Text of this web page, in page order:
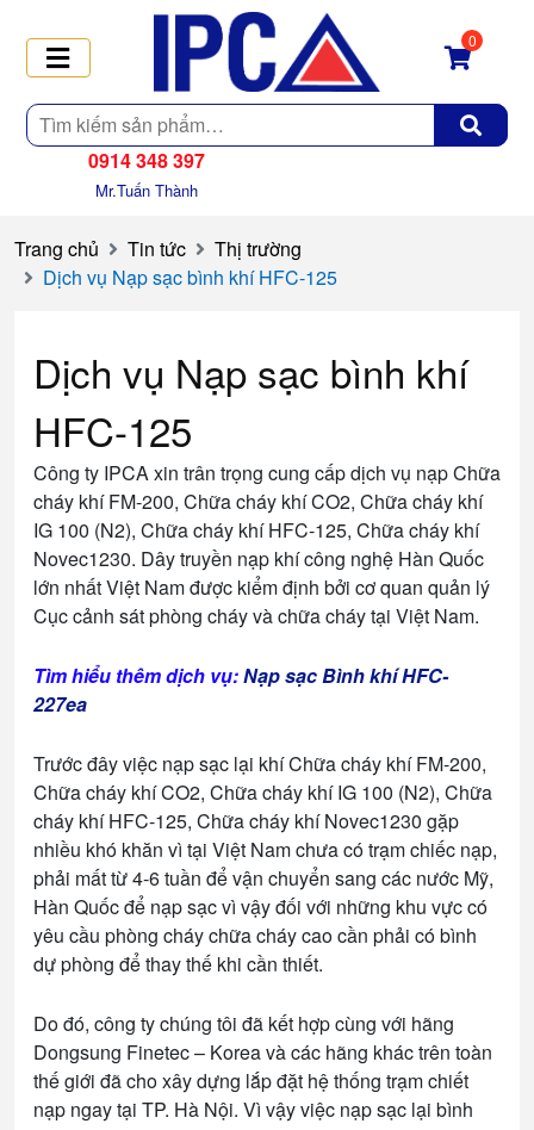
Tìm
kiếm
0
0914 348 397
Mr.Tuấn Thành
Trang chủ Tin tức
Thị trường
Dịch vụ Nạp sạc bình khí HFC-125
Dịch vụ Nạp sạc bình khí
HFC-125
Công ty IPCA xin trân trọng cung cấp dịch vụ nạp Chữa
cháy khí FM-200, Chữa cháy khí CO2, Chữa cháy khí
IG 100 (N2), Chữa cháy khí HFC-125, Chữa cháy khí
Novec1230. Dây truyền nạp khí công nghệ Hàn Quốc
lớn nhất Việt Nam được kiểm định bởi cơ quan quản lý
Cục cảnh sát phòng cháy và chữa cháy tại Việt Nam.
Tìm hiểu thêm dịch vụ:Nạp sạc Bình khí HFC-
227ea
Trước đây việc nạp sạc lại khí Chữa cháy khí FM-200,
Chữa cháy khí CO2, Chữa cháy khí IG 100 (N2), Chữa
cháy khí HFC-125, Chữa cháy khí Novec1230 gặp
nhiều khó khăn vì tại Việt Nam chưa có trạm chiếc nạp,
phải mất từ 4-6 tuần để vận chuyển sang các nước Mỹ,
Hàn Quốc để nạp sạc vì vậy đối với những khu vực có
yêu cầu phòng cháy chữa cháy cao cần phải có bình
dự phòng để thay thế khi cần thiết.
Do đó, công ty chúng tôi đã kết hợp cùng với hãng
Dongsung Finetec – Korea và các hãng khác trên toàn
thế giới đã cho xây dựng lắp đặt hệ thống trạm chiết
nạp ngay tại TP. Hà Nội. Vì vậy việc nạp sạc lại bình